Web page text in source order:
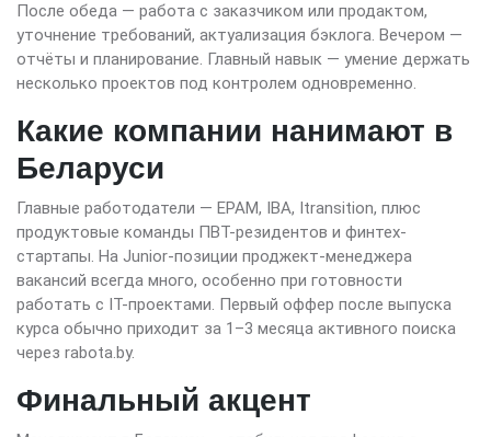
После обеда — работа с заказчиком или продактом,
уточнение требований, актуализация бэклога. Вечером —
отчёты и планирование. Главный навык — умение держать
несколько проектов под контролем одновременно.
Какие компании нанимают в
Беларуси
Главные работодатели — EPAM, IBA, Itransition, плюс
продуктовые команды ПВТ-резидентов и финтех-
стартапы. На Junior-позиции проджект-менеджера
вакансий всегда много, особенно при готовности
работать с IT-проектами. Первый оффер после выпуска
курса обычно приходит за 1–3 месяца активного поиска
через rabota.by.
Финальный акцент